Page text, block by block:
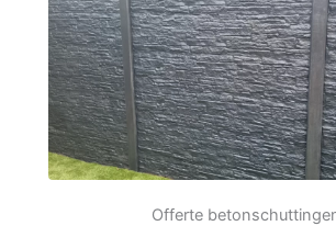
Offerte